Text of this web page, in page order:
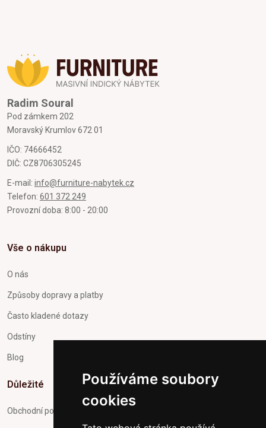
Používáme soubory
cookies
Radim Soural
Pod zámkem 202
Moravský Krumlov 672 01
IČO: 74666452
DIČ: CZ8706305245
E-mail: info@furniture-nabytek.cz
Telefon: 601 372 249
Provozní doba: 8:00 - 20:00
Vše o nákupu
O nás
Způsoby dopravy a platby
Často kladené dotazy
Odstíny
Blog
Důležité
Obchodní podmínky